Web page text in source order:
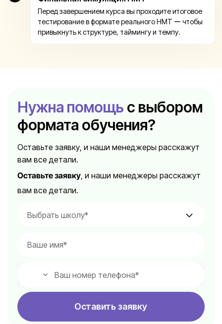
Перед завершением курса вы проходите итоговое
тестирование в формате реального НМТ ー чтобы
привыкнуть к структуре, таймингу и темпу.
Нужна помощь с выбором
формата обучения?
Оставьте заявку, и наши менеджеры расскажут
вам все детали.
Оставьте заявку, и наши менеджеры расскажут
вам все детали.
Оставить заявку